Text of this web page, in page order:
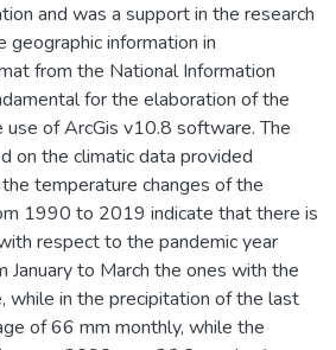
and was a support in the research
geographic information in
from the National Information
for the elaboration of the
of ArcGis v10.8 software. The
on the climatic data provided
temperature changes of the
1990 to 2019 indicate that there is
respect to the pandemic year
January to March the ones with the
while in the precipitation of the last
of 66 mm monthly, while the